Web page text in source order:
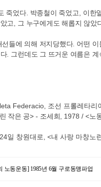
죽었다. 박종철이 죽었고 이한
고
그 누구에게도 해롭지 않았
들에 의해 저지당했다. 어떤 이
. 그런데도 그 뜨거운 여름은 계
Federacio, 조선 프롤레타리
작은 공> - 조세희 , 1978 / <노
일 창원대로, <내 사랑 마창노
노동운동] 1985년 6월 구로동맹파업